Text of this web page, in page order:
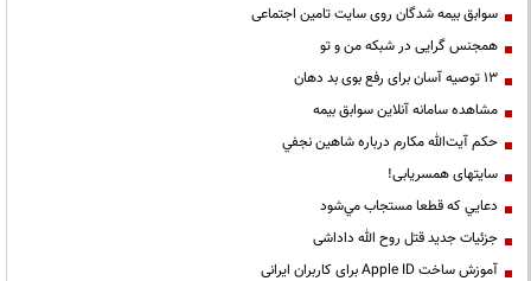
سوابق بیمه شدگان روی سایت تامین اجتماعی
همجنس گرایی در شبکه من و تو
13 توصیه آسان برای رفع بوی بد دهان
مشاهده سامانه آنلاين سوابق بیمه
حكم آيت‌الله مكارم درباره شاهين نجفي
سایتهای همسریابی!
دعايي كه قطعا مستجاب مي‌شود
جزئیات جدید قتل روح الله داداشی
آموزش ساخت Apple ID برای کاربران ایرانی